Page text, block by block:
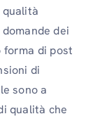
dei
di post
di
sono a
qualità che